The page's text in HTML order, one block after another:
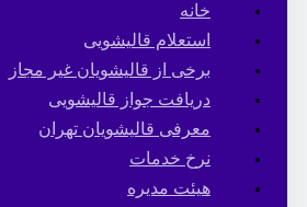
خانه
استعلام قالیشویی
برخی از قالیشویان غیر مجاز
دریافت جواز قالیشویی
معرفی قالیشویان تهران
نرخ خدمات
هیئت مدیره